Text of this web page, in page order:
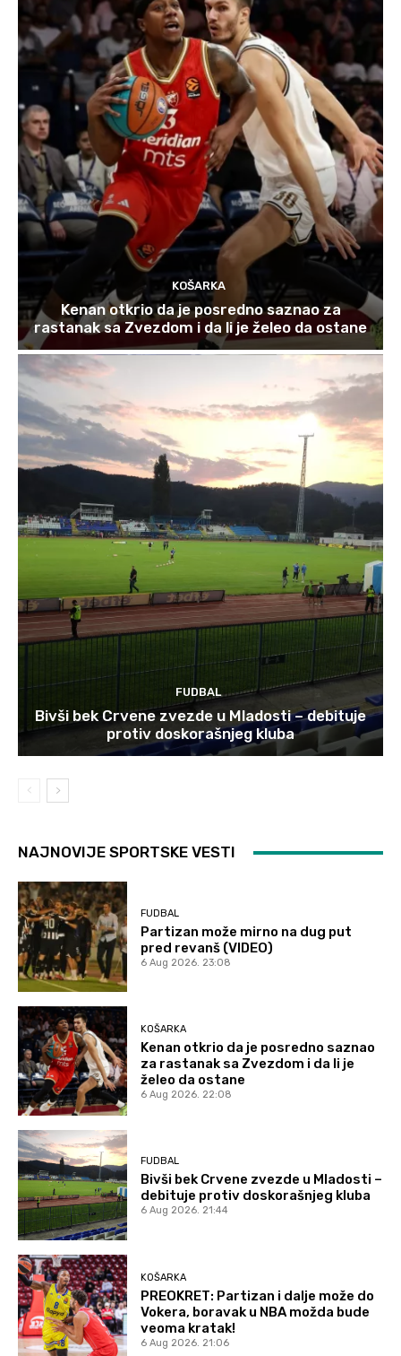
KOŠARKA
Kenan otkrio da je posredno saznao za
rastanak sa Zvezdom i da li je želeo da ostane
FUDBAL
Bivši bek Crvene zvezde u Mladosti – debituje
protiv doskorašnjeg kluba
NAJNOVIJE SPORTSKE VESTI
FUDBAL
Partizan može mirno na dug put
pred revanš (VIDEO)
6 Aug 2026. 23:08
KOŠARKA
Kenan otkrio da je posredno saznao
za rastanak sa Zvezdom i da li je
želeo da ostane
6 Aug 2026. 22:08
FUDBAL
Bivši bek Crvene zvezde u Mladosti –
debituje protiv doskorašnjeg kluba
6 Aug 2026. 21:44
KOŠARKA
PREOKRET: Partizan i dalje može do
Vokera, boravak u NBA možda bude
veoma kratak!
6 Aug 2026. 21:06